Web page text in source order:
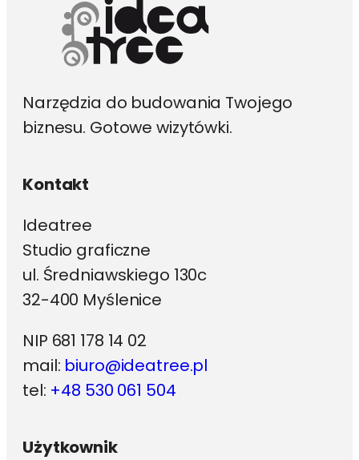
Narzędzia do budowania Twojego
biznesu. Gotowe wizytówki.
Kontakt
Ideatree
Studio graficzne
ul. Średniawskiego 130c
32-400 Myślenice
NIP 681 178 14 02
mail: biuro@ideatree.pl
tel: +48 530 061 504
Użytkownik